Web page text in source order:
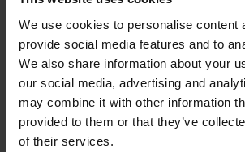
We use cookies to personalise content
provide social media features and to
We also share information about your
our social media, advertising and
may combine it with other information
provided to them or that they’ve
of their services.
Mark Grouwe
Account Manager CPX
mark.grouwe@cipax.com
+31 (0) 548 515 172